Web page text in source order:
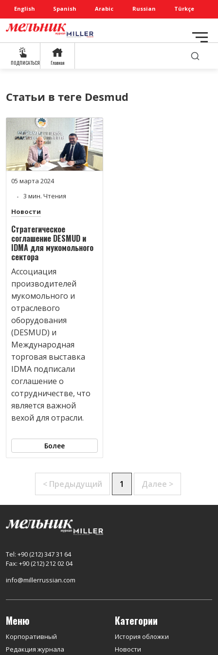
English Spanish Arabic Russian Türkçe
ПОДПИСАТЬСЯ Главная
Статьи в теге Desmud
05 марта 2024
3 мин. Чтения
Новости
Стратегическое
соглашение DESMUD и
IDMA для мукомольного
сектора
Ассоциация
производителей
мукомольного и
отраслевого
оборудования
(DESMUD) и
Международная
торговая выставка
IDMA подписали
соглашение о
сотрудничестве, что
является важной
вехой для отрасли.
Более
< Предыдущий 1 Далее >
Tel: +90 (212) 347 31 64
Fax: +90 (212) 212 02 04
info@millerrussian.com
Меню
Корпоративный
Редакция журнала
Категории
История обложки
Новости